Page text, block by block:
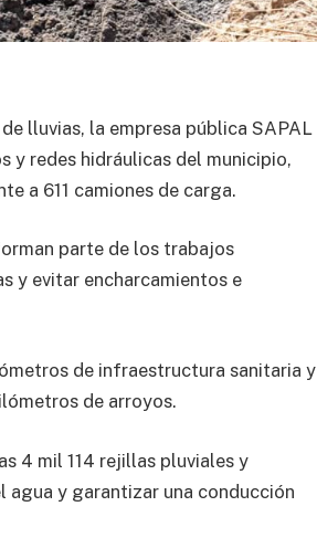
lluvias, la empresa pública SAPAL
y redes hidráulicas del municipio,
a 611 camiones de carga.
parte de los trabajos
y evitar encharcamientos e
de infraestructura sanitaria y
de arroyos.
4 mil 114 rejillas pluviales y
y garantizar una conducción